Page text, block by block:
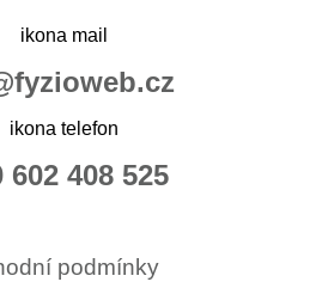
602 408 525
podmínky